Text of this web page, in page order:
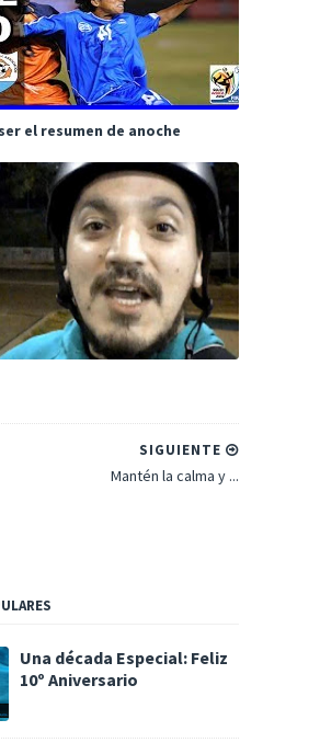
el resumen de anoche
SIGUIENTE
Mantén la calma y ...
Una década Especial: Feliz
10º Aniversario